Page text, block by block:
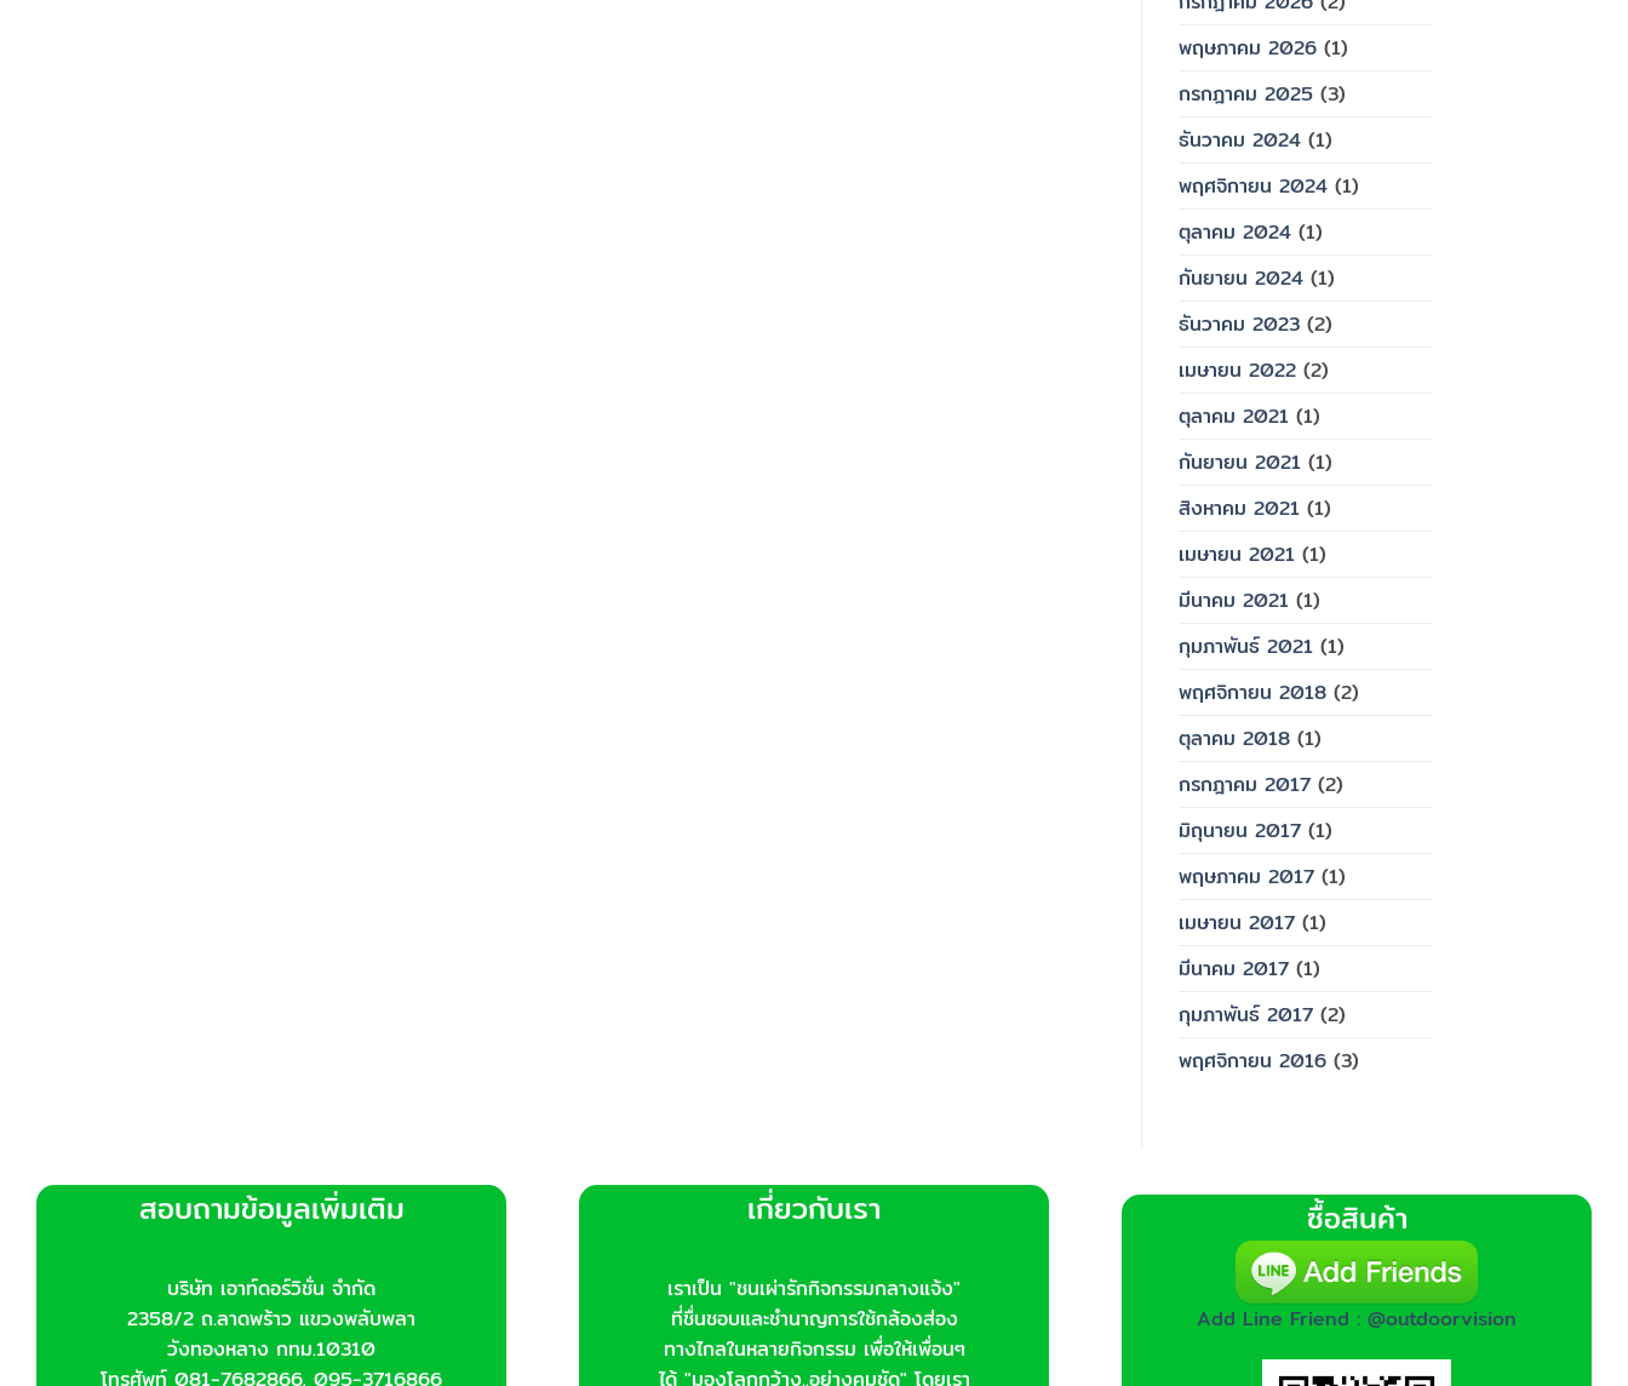
พฤษภาคม 2026 (1)
กรกฎาคม 2025 (3)
ธันวาคม 2024 (1)
พฤศจิกายน 2024 (1)
ตุลาคม 2024 (1)
กันยายน 2024 (1)
ธันวาคม 2023 (2)
เมษายน 2022 (2)
ตุลาคม 2021 (1)
กันยายน 2021 (1)
สิงหาคม 2021 (1)
เมษายน 2021 (1)
มีนาคม 2021 (1)
กุมภาพันธ์ 2021 (1)
พฤศจิกายน 2018 (2)
ตุลาคม 2018 (1)
กรกฎาคม 2017 (2)
มิถุนายน 2017 (1)
พฤษภาคม 2017 (1)
เมษายน 2017 (1)
มีนาคม 2017 (1)
กุมภาพันธ์ 2017 (2)
พฤศจิกายน 2016 (3)
สอบถามข้อมูลเพิ่มเติม
บริษัท เอาท์ดอร์วิชั่น จำกัด
2358/2 ถ.ลาดพร้าว แขวงพลับพลา
วังทองหลาง กทม.10310
โทรศัพท์ 081-7682866, 095-3716866
เกี่ยวกับเรา
เราเป็น "ชนเผ่ารักกิจกรรมกลางแจ้ง"
ที่ชื่นชอบและชำนาญการใช้กล้องส่อง
ทางไกลในหลายกิจกรรม เพื่อให้เพื่อนๆ
ได้ "มองโลกกว้าง..อย่างคมชัด" โดยเรา
ซื้อสินค้า
Add Line Friend : @outdoorvision